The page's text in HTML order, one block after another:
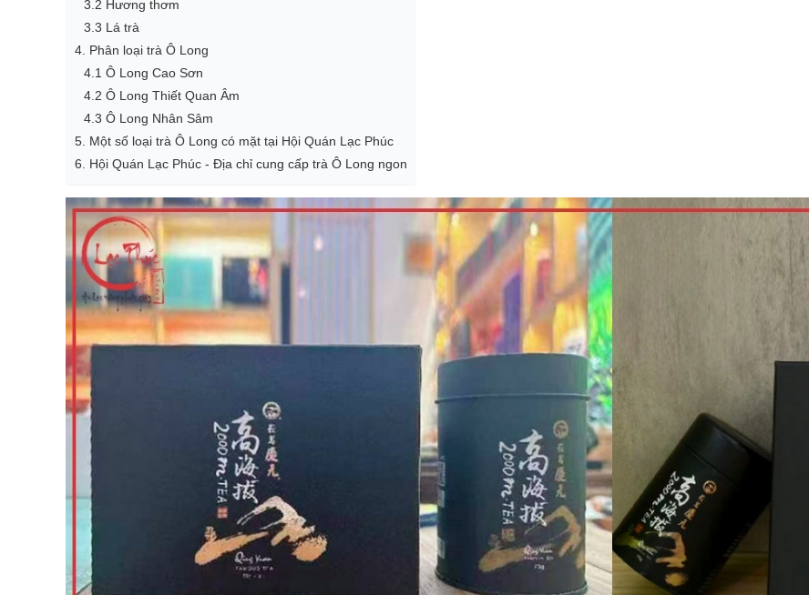
3.2 Hương thơm
3.3 Lá trà
4. Phân loại trà Ô Long
4.1 Ô Long Cao Sơn
4.2 Ô Long Thiết Quan Âm
4.3 Ô Long Nhân Sâm
5. Một số loại trà Ô Long có mặt tại Hội Quán Lạc Phúc
6. Hội Quán Lạc Phúc - Địa chỉ cung cấp trà Ô Long ngon